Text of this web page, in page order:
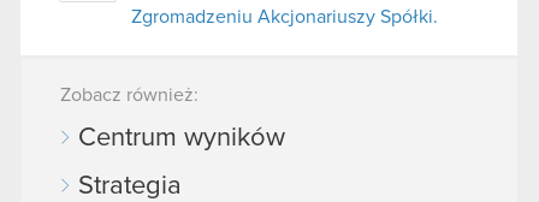
Zgromadzeniu Akcjonariuszy Spółki.
Zobacz również:
Centrum wyników
Strategia